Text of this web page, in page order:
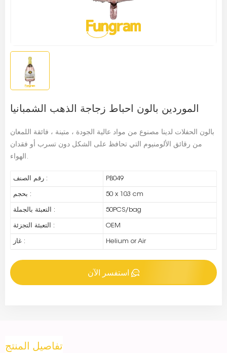
الموردين بالون احباط زجاجة الذهب الشمبانيا
بالون الحفلات لدينا مصنوع من مواد عالية الجودة ، متينة ، فائقة اللمعان
من رقائق الألومنيوم التي تحافظ على الشكل دون تسرب أو فقدان
الهواء.
رقم الصنف : PB049
بحجم : 50 x 103 cm
التعبئة بالجملة : 50PCS/bag
التعبئة التجزئة : OEM
غاز : Helium or Air
استفسر الآن
تفاصيل المنتج